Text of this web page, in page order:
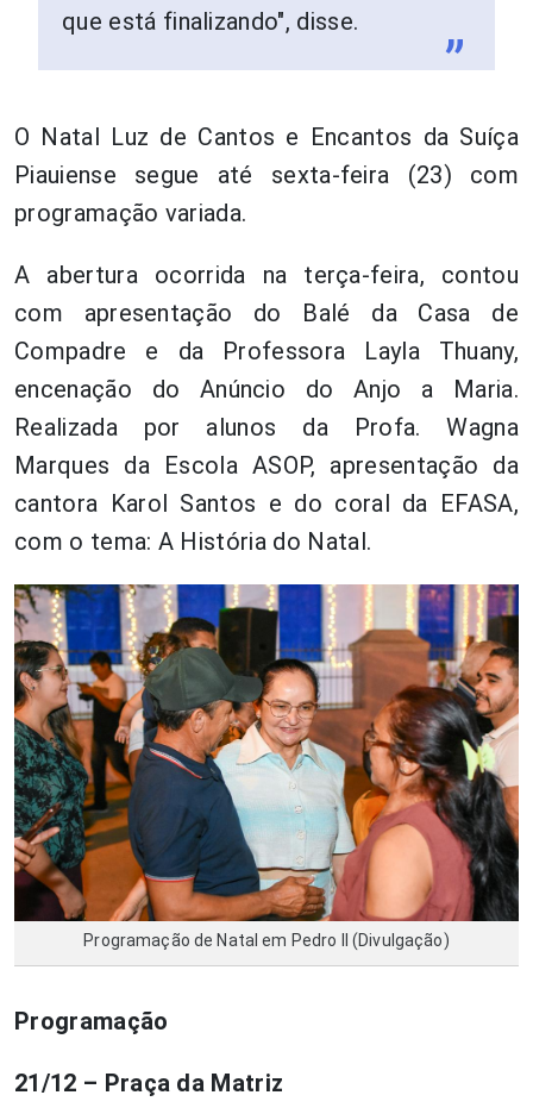
que está finalizando", disse.
O Natal Luz de Cantos e Encantos da Suíça
Piauiense segue até sexta-feira (23) com
programação variada.
A abertura ocorrida na terça-feira, contou
com apresentação do Balé da Casa de
Compadre e da Professora Layla Thuany,
encenação do Anúncio do Anjo a Maria.
Realizada por alunos da Profa. Wagna
Marques da Escola ASOP, apresentação da
cantora Karol Santos e do coral da EFASA,
com o tema: A História do Natal.
Programação de Natal em Pedro II (Divulgação)
Programação
21/12 – Praça da Matriz